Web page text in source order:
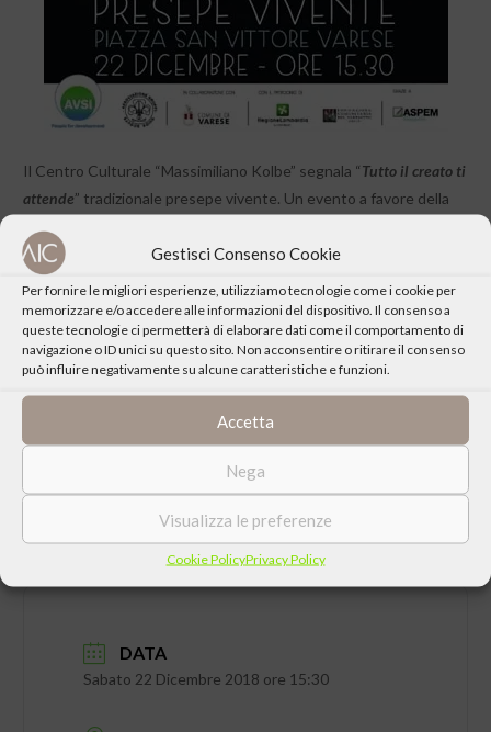
Gestisci Consenso Cookie
Per fornire le migliori esperienze, utilizziamo tecnologie come i cookie per
memorizzare e/o accedere alle informazioni del dispositivo. Il consenso a
queste tecnologie ci permetterà di elaborare dati come il comportamento di
navigazione o ID unici su questo sito. Non acconsentire o ritirare il consenso
può influire negativamente su alcune caratteristiche e funzioni.
Accetta
Nega
Visualizza le preferenze
Cookie PolicyPrivacy Policy
Il Centro Culturale “Massimiliano Kolbe” segnala “Tutto il creato ti
attende” tradizionale presepe vivente. Un evento a favore della
CONDIVIDI QUESTO EVENTO
DATA
Sabato 22 Dicembre 2018 ore 15:30